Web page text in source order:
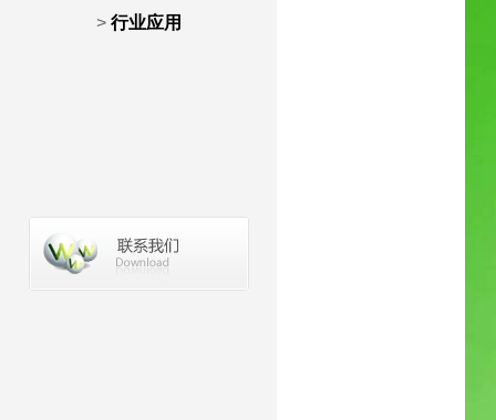
> 行业应用